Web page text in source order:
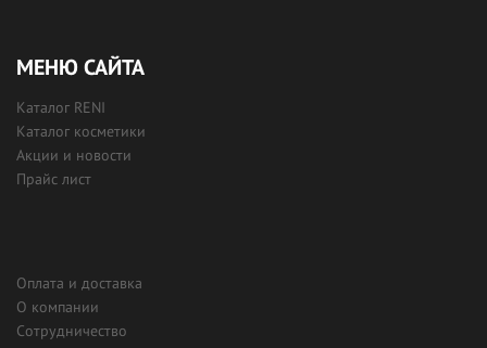
МЕНЮ САЙТА
Каталог RENI
Каталог косметики
Акции и новости
Прайс лист
Оплата и доставка
О компании
Сотрудничество